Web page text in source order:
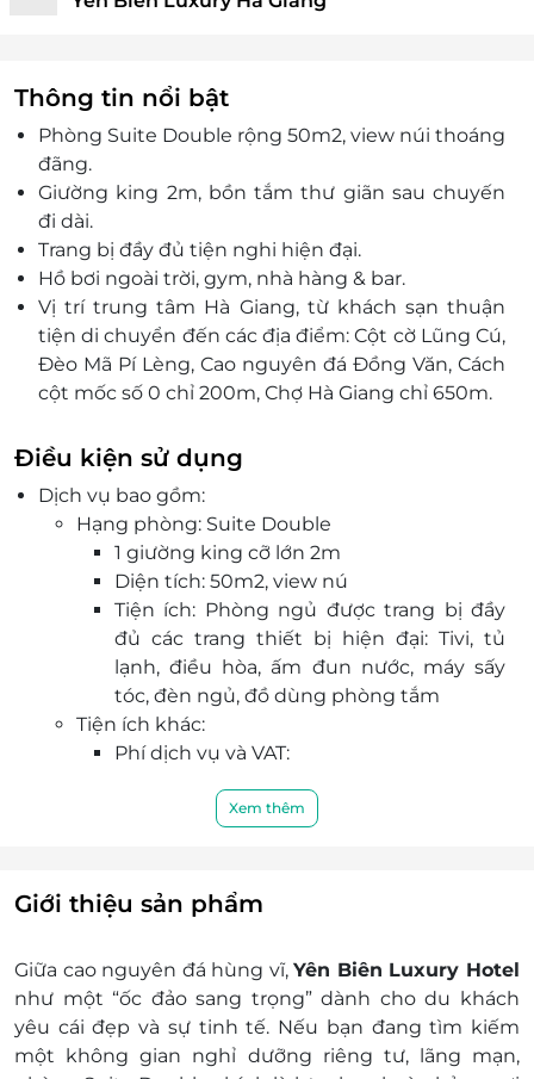
Thông tin nổi bật
Phòng Suite Double rộng 50m2, view núi thoáng
đãng.
Giường king 2m, bồn tắm thư giãn sau chuyến
đi dài.
Trang bị đầy đủ tiện nghi hiện đại.
Hồ bơi ngoài trời, gym, nhà hàng & bar.
Vị trí trung tâm Hà Giang, từ khách sạn thuận
tiện di chuyển đến các địa điểm: Cột cờ Lũng Cú,
Đèo Mã Pí Lèng, Cao nguyên đá Đồng Văn, Cách
cột mốc số 0 chỉ 200m, Chợ Hà Giang chỉ 650m.
lịch.
Bãi đỗ xe miễn phí, thuận tiện cho xe khách và ô
tô cá nhân.
Điều kiện sử dụng
Dịch vụ bao gồm:
Hạng phòng: Suite Double
1 giường king cỡ lớn 2m
Diện tích: 50m2, view nú
Tiện ích: Phòng ngủ được trang bị đầy
đủ các trang thiết bị hiện đại: Tivi, tủ
lạnh, điều hòa, ấm đun nước, máy sấy
tóc, đèn ngủ, đồ dùng phòng tắm
Tiện ích khác:
Phí dịch vụ và VAT:
Bao gồm ăn sáng cho số lượng người
Miễn phí trà và café trong phòng
Dưới 6 tuổi ngủ chung giường với bố mẹ
miễn phí
Từ 6 đến 10 tuổi ngủ chung giường với bố
mẹ phụ thu 200.000 VNĐ/bé
Xem thêm
Giới thiệu sản phẩm
Giữa cao nguyên đá hùng vĩ,Yên Biên Luxury Hotel
như một “ốc đảo sang trọng” dành cho du khách
yêu cái đẹp và sự tinh tế. Nếu bạn đang tìm kiếm
một không gian nghỉ dưỡng riêng tư, lãng mạn,